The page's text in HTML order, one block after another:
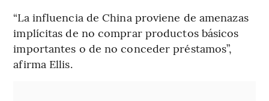
“La influencia de China proviene de amenazas
implícitas de no comprar productos básicos
importantes o de no conceder préstamos”,
afirma Ellis.